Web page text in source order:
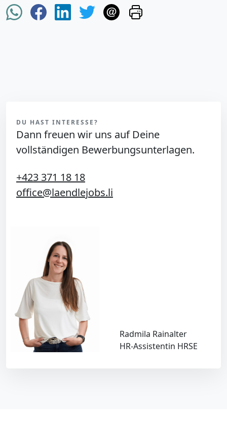
DU HAST INTERESSE?
Dann freuen wir uns auf Deine
vollständigen Bewerbungsunterlagen.
+423 371 18 18
office@laendlejobs.li
Radmila Rainalter
HR-Assistentin HRSE